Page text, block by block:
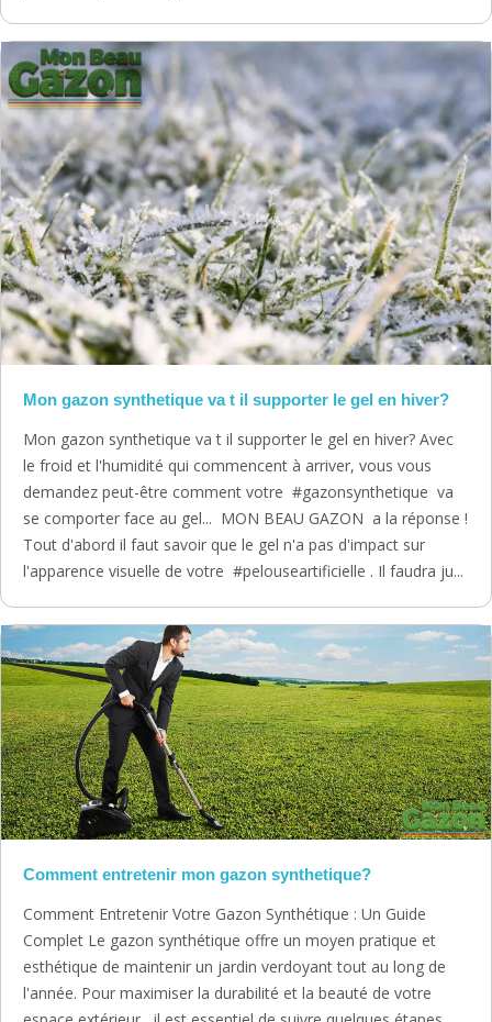
Mon gazon synthetique va t il supporter le gel en hiver?
Mon gazon synthetique va t il supporter le gel en hiver? Avec
le froid et l'humidité qui commencent à arriver, vous vous
demandez peut-être comment votre #gazonsynthetique va
se comporter face au gel... MON BEAU GAZON a la réponse !
Tout d'abord il faut savoir que le gel n'a pas d'impact sur
l'apparence visuelle de votre #pelouseartificielle . Il faudra ju...
Comment entretenir mon gazon synthetique?
Comment Entretenir Votre Gazon Synthétique : Un Guide
Complet Le gazon synthétique offre un moyen pratique et
esthétique de maintenir un jardin verdoyant tout au long de
l'année. Pour maximiser la durabilité et la beauté de votre